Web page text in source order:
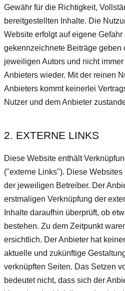
Gewähr für die Richtigkeit,
bereitgestellten Inhalte. Die
Website erfolgt auf eigene
gekennzeichnete Beiträge geben
jeweiligen Autors und nicht
Anbieters wieder. Mit der reinen
Anbieters kommt keinerlei
Nutzer und dem Anbieter
2. EXTERNE LINKS
Diese Website enthält
("externe Links"). Diese
der jeweiligen Betreiber. Der
erstmaligen Verknüpfung der
Inhalte daraufhin überprüft, ob
bestehen. Zu dem Zeitpunkt
ersichtlich. Der Anbieter hat
aktuelle und zukünftige
verknüpften Seiten. Das Setzen
bedeutet nicht, dass sich der